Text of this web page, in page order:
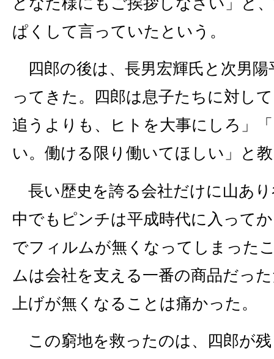
ぱくして言っていたという。
四郎の後は、長男宏輝氏と次男陽
ってきた。四郎は息子たちに対し
追うよりも、ヒトを大事にしろ」
い。働ける限り働いてほしい」と
長い歴史を誇る会社だけに山あ
中でもピンチは平成時代に入って
でフィルムが無くなってしまった
ムは会社を支える一番の商品だっ
上げが無くなることは痛かった。
この窮地を救ったのは、四郎が